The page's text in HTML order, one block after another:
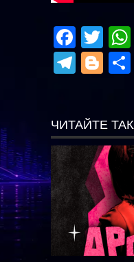
ЧИТАЙТЕ